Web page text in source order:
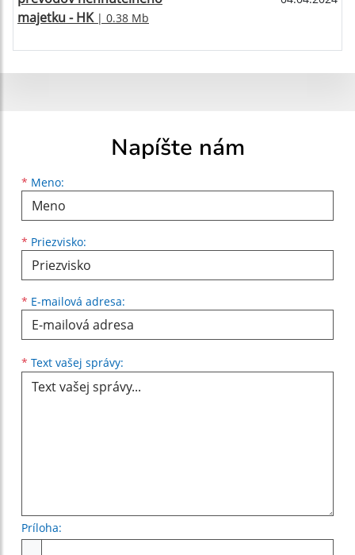
majetku - HK| 0.38 Mb
Napíšte nám
* Meno:
Meno
* Priezvisko:
Priezvisko
* E-mailová adresa:
E-mailová adresa
* Text vašej správy:
Príloha: